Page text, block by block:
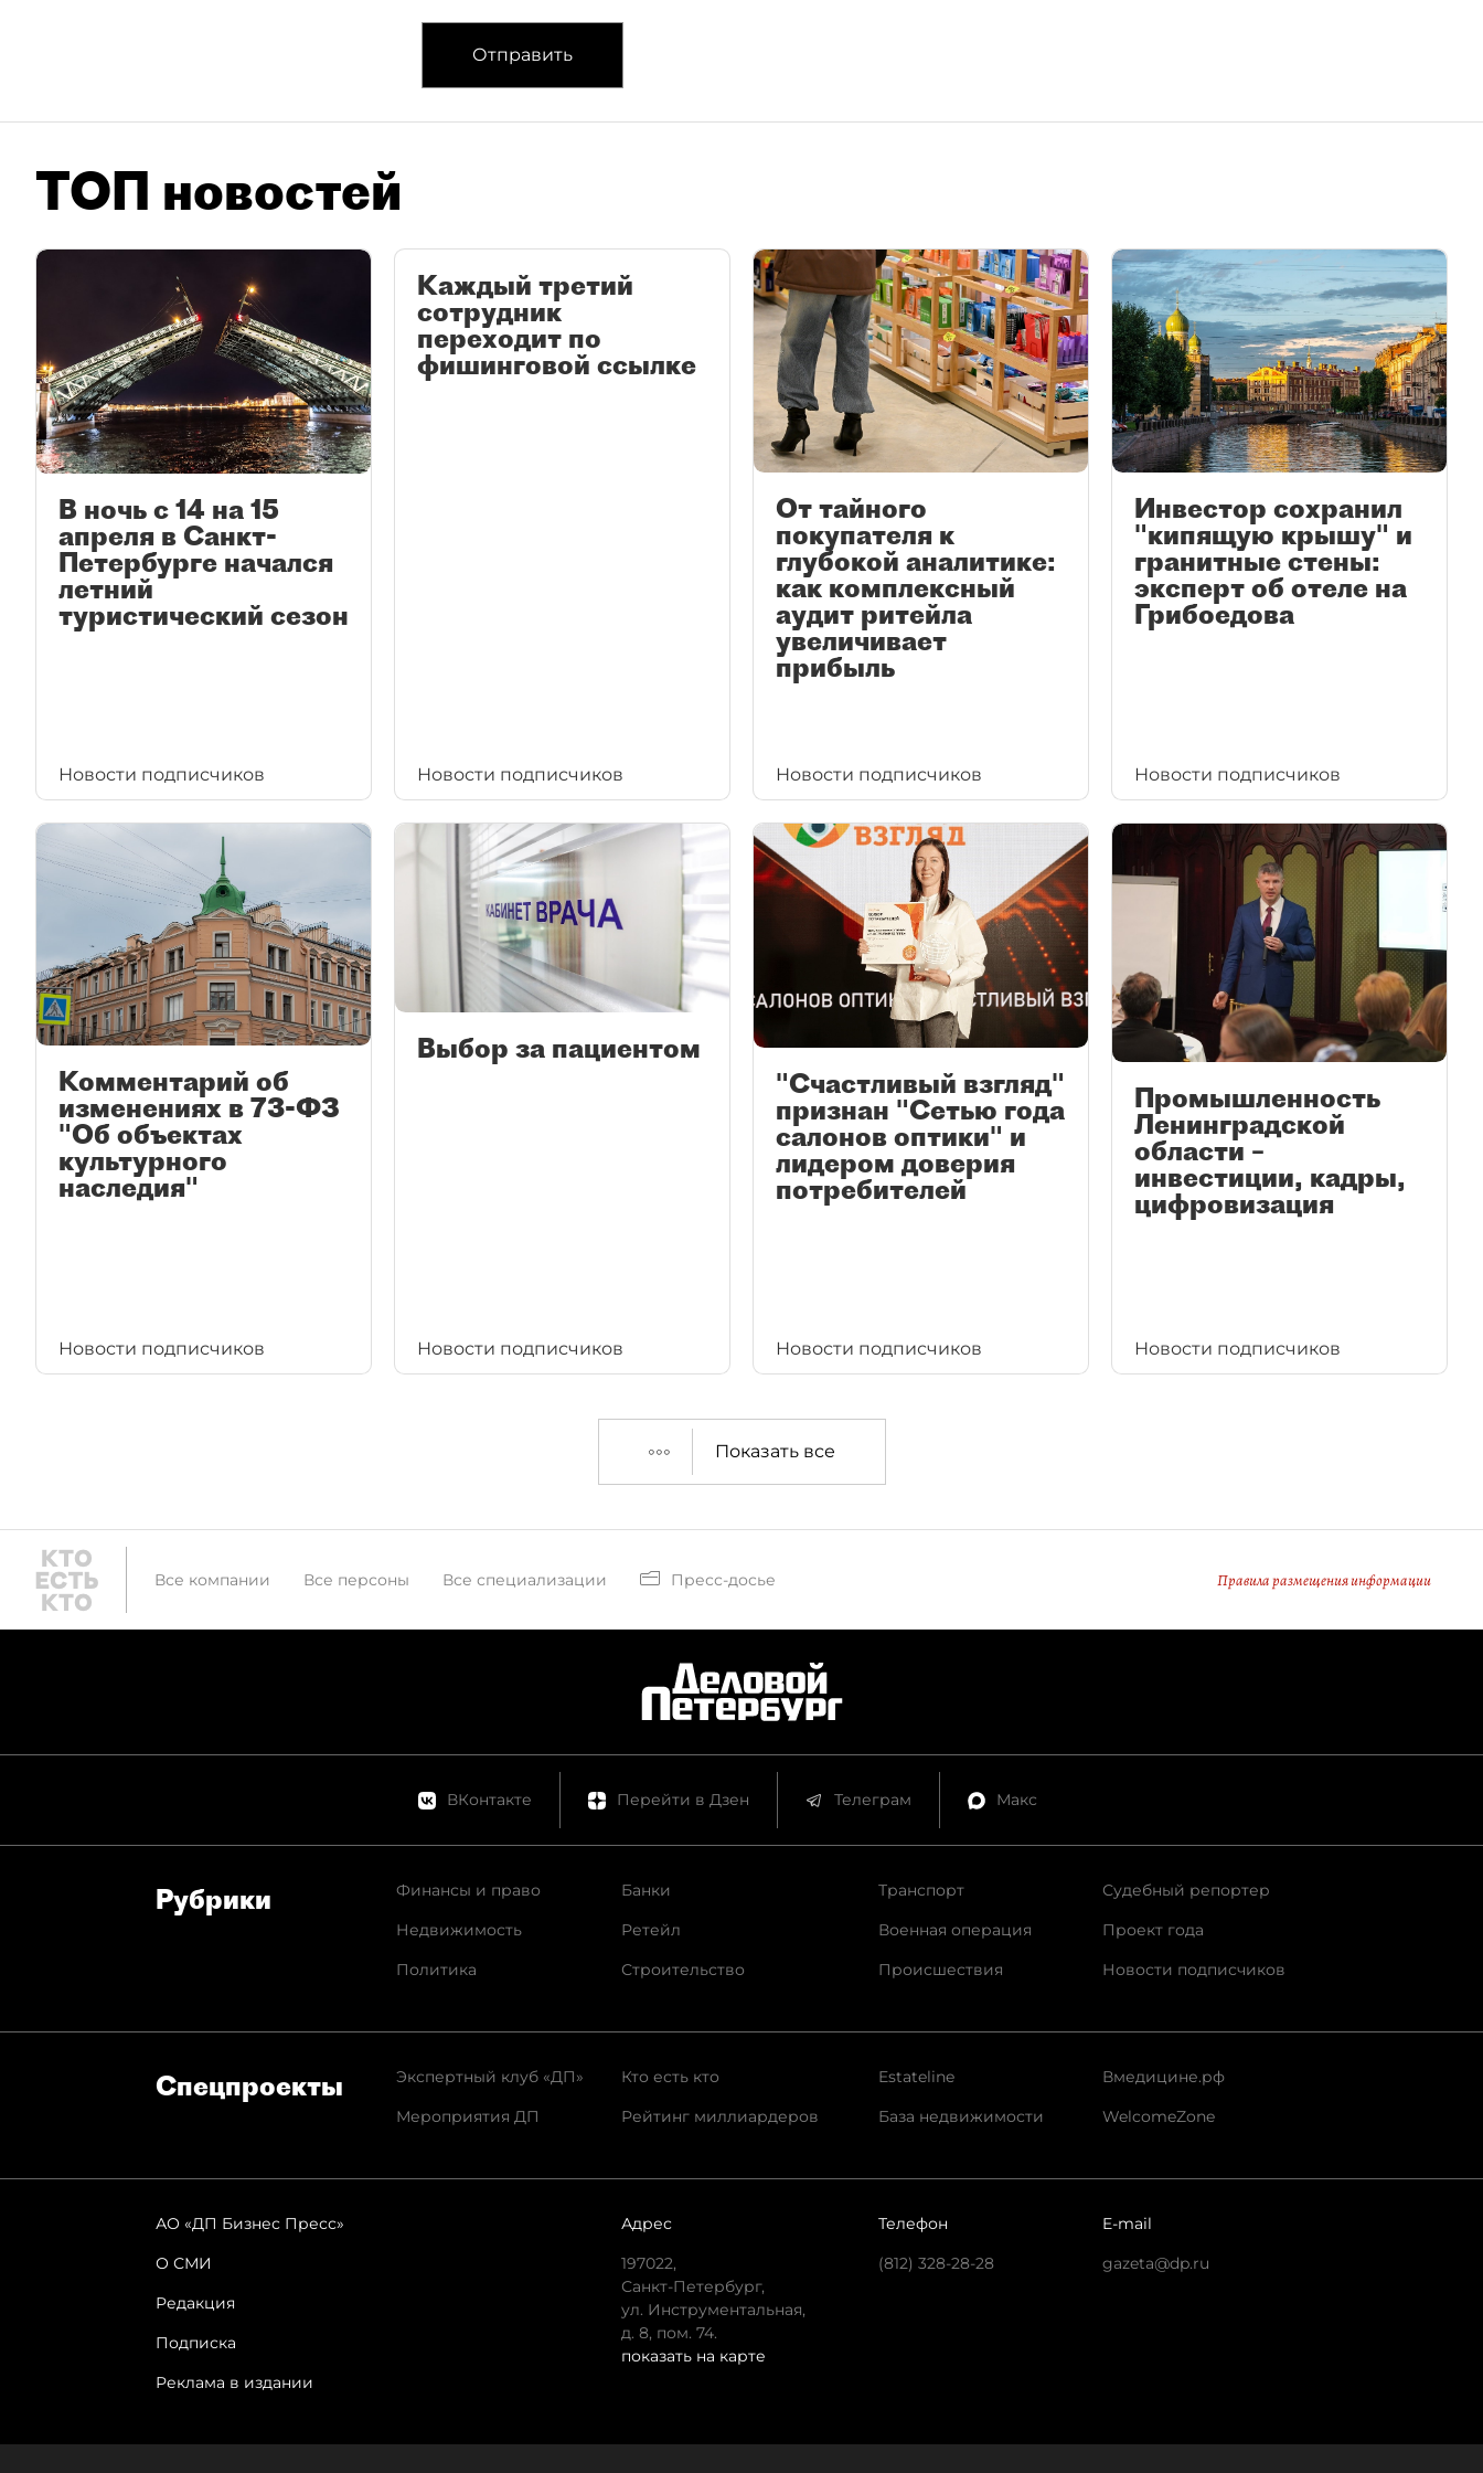
Отправить
ТОП новостей
В ночь с 14 на 15
апреля в Санкт-
Петербурге начался
летний
туристический сезон
Новости подписчиков
Каждый третий
сотрудник
переходит по
фишинговой ссылке
Новости подписчиков
От тайного
покупателя к
глубокой аналитике:
как комплексный
аудит ритейла
увеличивает
прибыль
Новости подписчиков
Инвестор сохранил
"кипящую крышу" и
гранитные стены:
эксперт об отеле на
Грибоедова
Новости подписчиков
Комментарий об
изменениях в 73-ФЗ
"Об объектах
культурного
наследия"
Новости подписчиков
Выбор за пациентом
Новости подписчиков
"Счастливый взгляд"
признан "Сетью года
салонов оптики" и
лидером доверия
потребителей
Новости подписчиков
Промышленность
Ленинградской
области –
инвестиции, кадры,
цифровизация
Новости подписчиков
Показать все
Все компании Все персоны Все специализации Пресс-досье Правила размещения информации
ВКонтакте Перейти в Дзен Телеграм Макс
Рубрики
Финансы и право
Недвижимость
Политика
Банки
Ретейл
Строительство
Транспорт
Военная операция
Происшествия
Судебный репортер
Проект года
Новости подписчиков
Спец­проекты
Экспертный клуб «ДП»
Мероприятия ДП
Кто есть кто
Рейтинг миллиардеров
Estateline
База недвижимости
Вмедицине.рф
WelcomeZone
АО «ДП Бизнес Пресс»
О СМИ
Редакция
Подписка
Реклама в издании
Адрес
197022,
Санкт-Петербург,
ул. Инструментальная,
д. 8, пом. 74.
показать на карте
Телефон
(812) 328-28-28
E-mail
gazeta@dp.ru